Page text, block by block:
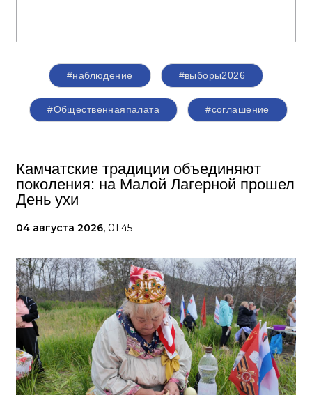
#наблюдение #выборы2026
#Общественнаяпалата #соглашение
Камчатские традиции объединяют
поколения: на Малой Лагерной прошел
День ухи
04 августа 2026, 01:45